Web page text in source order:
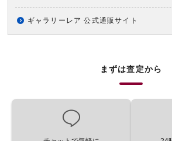
ギャラリーレア 公式通販サイト
まずは査定から